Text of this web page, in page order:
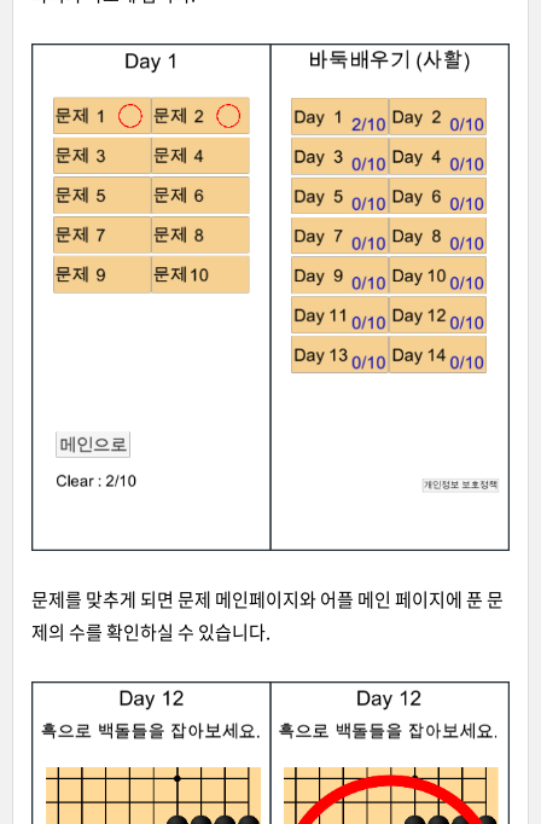
문제를 맞추게 되면 문제 메인페이지와 어플 메인 페이지에 푼 문
제의 수를 확인하실 수 있습니다.